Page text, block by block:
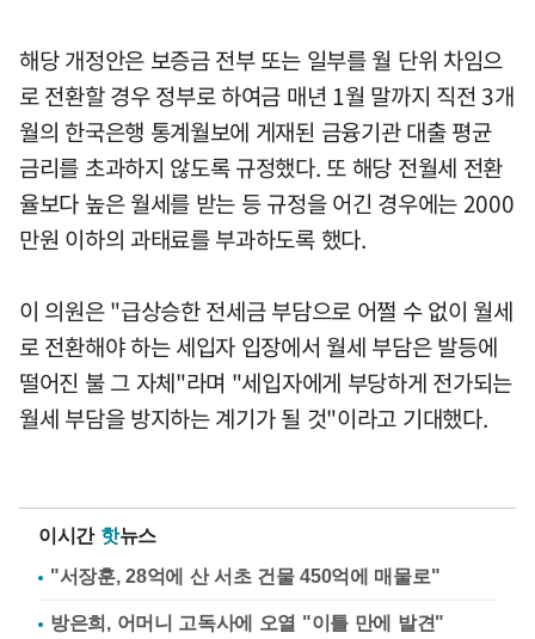
해당 개정안은 보증금 전부 또는 일부를 월 단위 차임으
로 전환할 경우 정부로 하여금 매년 1월 말까지 직전 3개
월의 한국은행 통계월보에 게재된 금융기관 대출 평균
금리를 초과하지 않도록 규정했다. 또 해당 전월세 전환
율보다 높은 월세를 받는 등 규정을 어긴 경우에는 2000
만원 이하의 과태료를 부과하도록 했다.
이 의원은 "급상승한 전세금 부담으로 어쩔 수 없이 월세
로 전환해야 하는 세입자 입장에서 월세 부담은 발등에
떨어진 불 그 자체"라며 "세입자에게 부당하게 전가되는
월세 부담을 방지하는 계기가 될 것"이라고 기대했다.
이시간 핫뉴스
"서장훈, 28억에 산 서초 건물 450억에 매물로"
방은희, 어머니 고독사에 오열 "이틀 만에 발견"